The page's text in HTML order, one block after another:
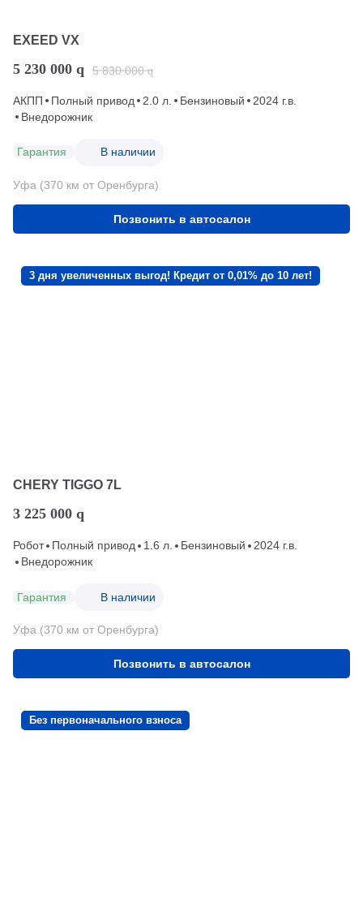
EXEED VX
5 230 000 q 5 830 000 q
АКПП Полный привод 2.0 л. Бензиновый
2024 г.в.
Внедорожник
Гарантия В наличии
Уфа (370 км от Оренбурга)
Позвонить в автосалон
3 дня увеличенных выгод! Кредит от 0,01% до 10 лет!
CHERY TIGGO 7L
3 225 000 q
Робот Полный привод 1.6 л. Бензиновый
2024 г.в.
Внедорожник
Гарантия В наличии
Уфа (370 км от Оренбурга)
Позвонить в автосалон
Без первоначального взноса